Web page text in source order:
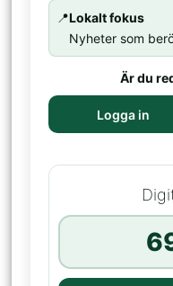
📍Lokalt fokus
Nyheter som
Är du
Logga in